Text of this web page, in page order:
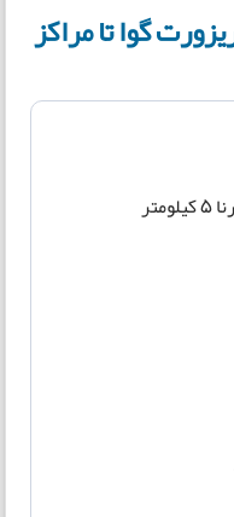
گوا تا مراکز